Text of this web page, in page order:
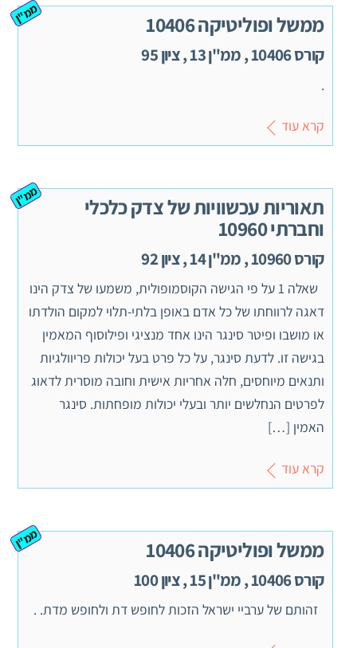
ממשל ופוליטיקה 10406
קורס 10406 , ממ"ן 13 , ציון 95
ממ"ן
.
קרא עוד
תאוריות עכשוויות של צדק כלכלי
וחברתי 10960
קורס 10960 , ממ"ן 14 , ציון 92
ממ"ן
שאלה 1 על פי הגישה הקוסמופולית, משמעו של צדק הינו
דאגה לרווחתו של כל אדם באופן בלתי-תלוי למקום הולדתו
או מושבו ופיטר סינגר הינו אחד מנציגי ופילוסוף המאמין
בגישה זו. לדעת סינגר, על כל פרט בעל יכולות פריוולגיות
ותנאים מיוחסים, חלה אחריות אישית וחובה מוסרית לדאוג
לפרטים הנחלשים יותר ובעלי יכולות מופחתות. סינגר
האמין […]
קרא עוד
ממשל ופוליטיקה 10406
קורס 10406 , ממ"ן 15 , ציון 100
ממ"ן
זהותם של ערביי ישראל הזכות לחופש דת ולחופש מדת. .